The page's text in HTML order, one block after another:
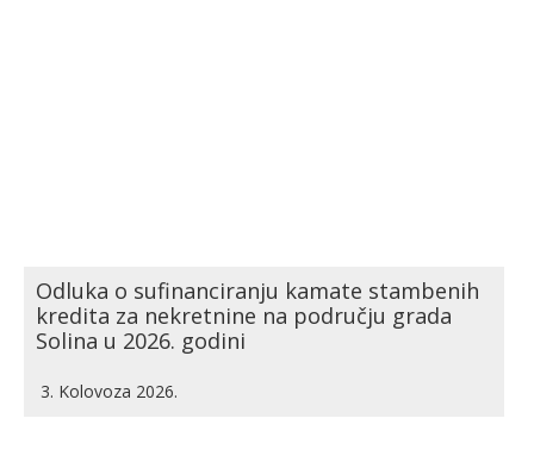
Odluka o sufinanciranju kamate stambenih
kredita za nekretnine na području grada
Solina u 2026. godini
3. Kolovoza 2026.